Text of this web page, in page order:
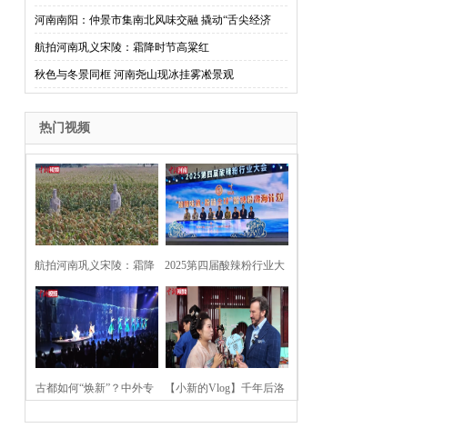
河南南阳：仲景市集南北风味交融 撬动“舌尖经济
航拍河南巩义宋陵：霜降时节高粱红
秋色与冬景同框 河南尧山现冰挂雾凇景观
热门视频
航拍河南巩义宋陵：霜降
时节高粱红
2025第四届酸辣粉行业大
会在河南开封举行
古都如何“焕新”？中外专 【小新的Vlog】千年后洛